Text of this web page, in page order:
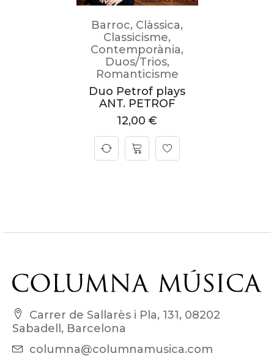
Barroc, Clàssica,
Classicisme,
Contemporània,
Duos/Trios,
Romanticisme
Duo Petrof plays
ANT. PETROF
12,00 €
Carrer de Sallarès i Pla, 131, 08202
Sabadell, Barcelona
columna@columnamusica.com